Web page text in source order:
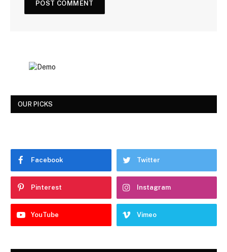
OUR PICKS
Facebook Twitter
Pinterest Instagram
YouTube Vimeo